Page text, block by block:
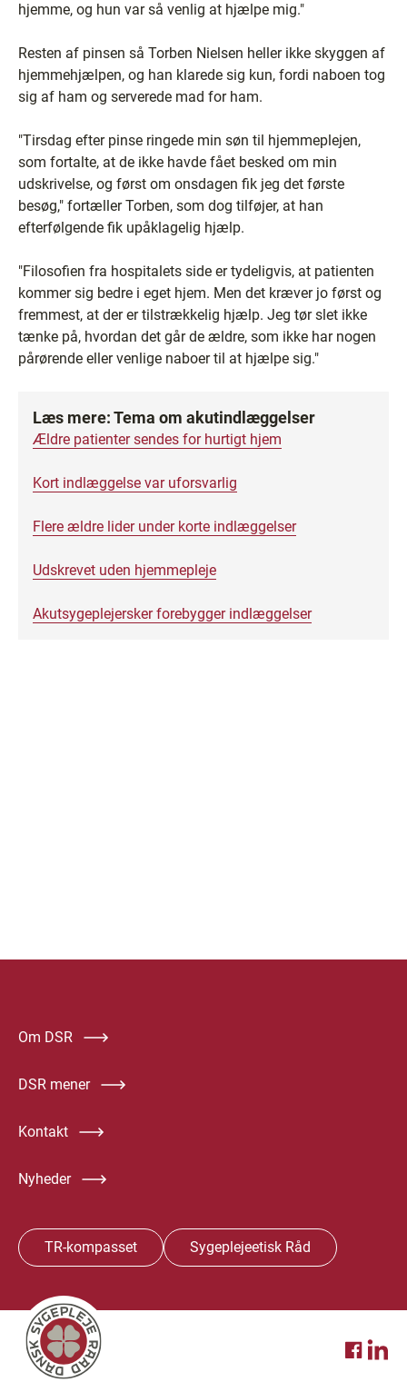
hjemme, og hun var så venlig at hjælpe mig."
Resten af pinsen så Torben Nielsen heller ikke skyggen af
hjemmehjælpen, og han klarede sig kun, fordi naboen tog
sig af ham og serverede mad for ham.
"Tirsdag efter pinse ringede min søn til hjemmeplejen,
som fortalte, at de ikke havde fået besked om min
udskrivelse, og først om onsdagen fik jeg det første
besøg," fortæller Torben, som dog tilføjer, at han
efterfølgende fik upåklagelig hjælp.
"Filosofien fra hospitalets side er tydeligvis, at patienten
kommer sig bedre i eget hjem. Men det kræver jo først og
fremmest, at der er tilstrækkelig hjælp. Jeg tør slet ikke
tænke på, hvordan det går de ældre, som ikke har nogen
pårørende eller venlige naboer til at hjælpe sig."
Læs mere: Tema om akutindlæggelser
Ældre patienter sendes for hurtigt hjem
Kort indlæggelse var uforsvarlig
Flere ældre lider under korte indlæggelser
Udskrevet uden hjemmepleje
Akutsygeplejersker forebygger indlæggelser
Om DSR
DSR mener
Kontakt
Nyheder
TR-kompasset Sygeplejeetisk Råd